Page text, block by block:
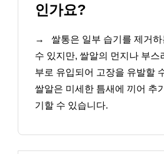
인가요?
→
쌀통은 일부 습기를 제거
수 있지만, 쌀알의 먼지나 부스
부로 유입되어 고장을 유발할
쌀알은 미세한 틈새에 끼어 추
기할 수 있습니다.